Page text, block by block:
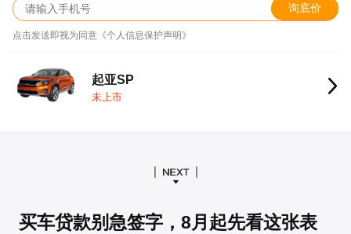
询底价
点击发送即视为同意《个人信息保护声明》
起亚SP
未上市
买车贷款别急签字，8月起先看这张表